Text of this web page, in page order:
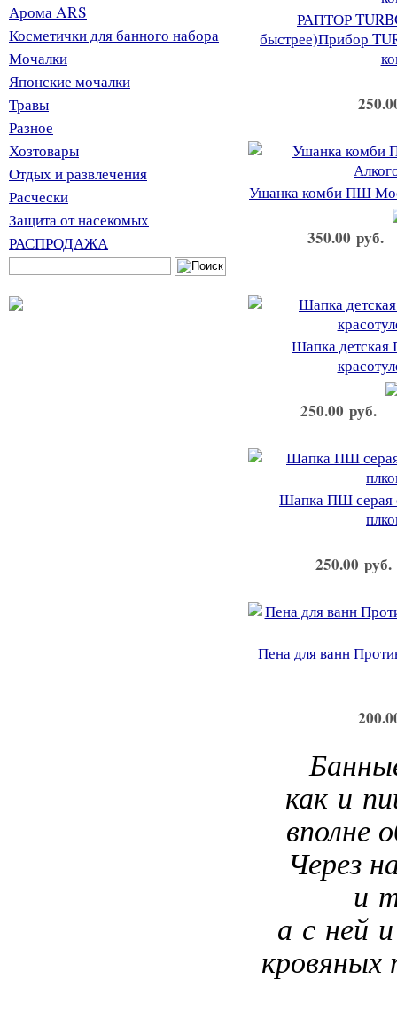
Арома ARS
Косметички для банного набора
Мочалки
Японские мочалки
Травы
Разное
Хозтовары
Отдых и развлечения
Расчески
Защита от насекомых
РАСПРОДАЖА
РАПТОР
быстрее)Прибор
Ушанка комби ПШ
350.00 руб.
Шапка
250.00 руб.
Шапка ПШ серая
250.00
Пена для ванн
как и
вполне
Через
и
а с ней
кровяных